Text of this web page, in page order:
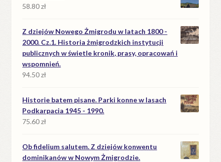
58.80zł
Z dziejów Nowego Żmigrodu w latach 1800 -
2000. Cz.1. Historia żmigrodzkich instytucji
publicznych w świetle kronik, prasy, opracowań i
wspomnień.
94.50zł
Historie batem pisane. Parki konne w lasach
Podkarpacia 1945 - 1990.
75.60zł
Ob fidelium salutem. Z dziejów konwentu
dominikanów w Nowym Żmigrodzie.